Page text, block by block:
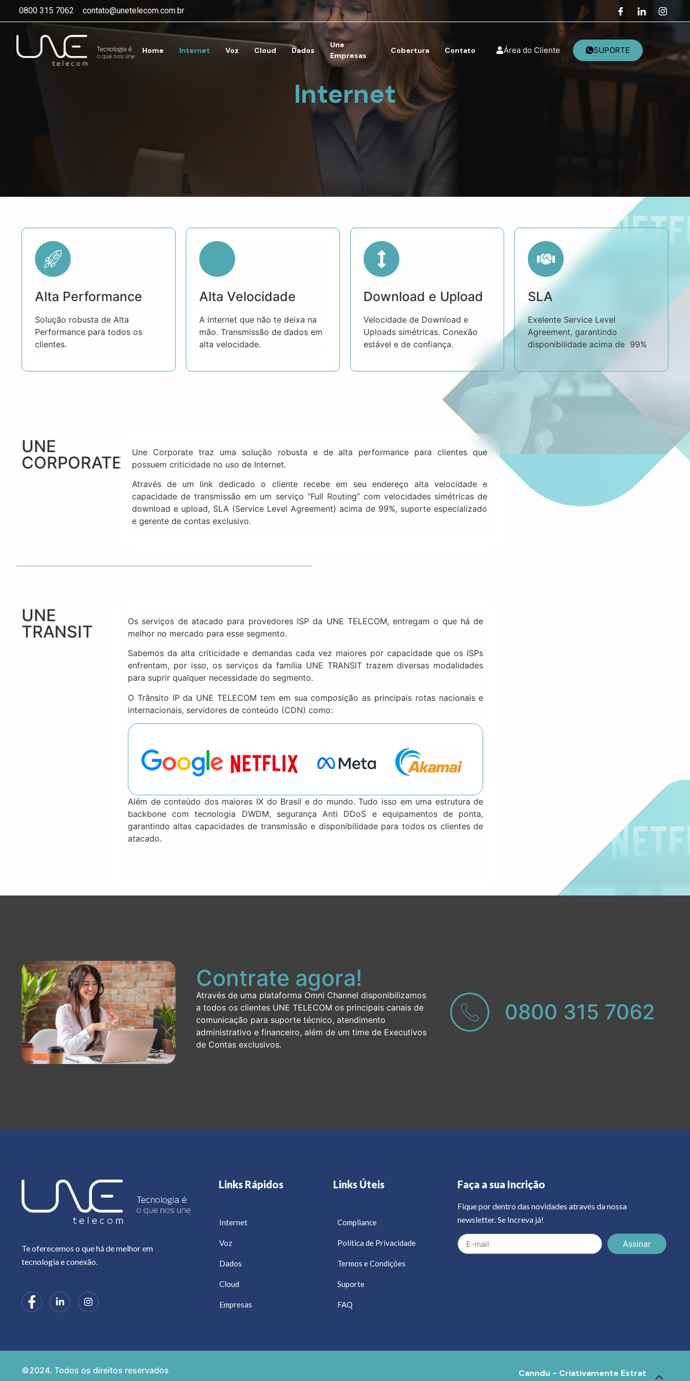
0800 315 7062 contato@unetelecom.com.br
Home Internet Voz Cloud Dados
Une
Empresas
Cobertura Contato Área do Cliente SUPORTE
Internet
Alta Performance
Solução robusta de Alta
Performance para todos os
clientes.
Alta Velocidade
A internet que não te deixa na
mão. Transmissão de dados em
alta velocidade.
Download e Upload
Velocidade de Download e
Uploads simétricas. Conexão
estável e de confiança.
SLA
Exelente Service Level
Agreement, garantindo
disponibilidade acima de 99%
UNE
CORPORATE
Une Corporate traz uma solução robusta e de alta performance para clientes que
possuem criticidade no uso de Internet.
Através de um link dedicado o cliente recebe em seu endereço alta velocidade e
capacidade de transmissão em um serviço “Full Routing” com velocidades simétricas de
download e upload, SLA (Service Level Agreement) acima de 99%, suporte especializado
e gerente de contas exclusivo.
UNE
TRANSIT
Os serviços de atacado para provedores ISP da UNE TELECOM, entregam o que há de
melhor no mercado para esse segmento.
Sabemos da alta criticidade e demandas cada vez maiores por capacidade que os ISPs
enfrentam, por isso, os serviços da família UNE TRANSIT trazem diversas modalidades
para suprir qualquer necessidade do segmento.
O Trânsito IP da UNE TELECOM tem em sua composição as principais rotas nacionais e
internacionais, servidores de conteúdo (CDN) como:
Além de conteúdo dos maiores IX do Brasil e do mundo. Tudo isso em uma estrutura de
backbone com tecnologia DWDM, segurança Anti DDoS e equipamentos de ponta,
garantindo altas capacidades de transmissão e disponibilidade para todos os clientes de
atacado.
Contrate agora!
Através de uma plataforma Omni Channel disponibilizamos
a todos os clientes UNE TELECOM os principais canais de
comunicação para suporte técnico, atendimento
administrativo e financeiro, além de um time de Executivos
de Contas exclusivos.
0800 315 7062
Te oferecemos o que há de melhor em
tecnologia e conexão.
Links Rápidos
Internet
Voz
Dados
Cloud
Empresas
Links Úteis
Compliance
Política de Privacidade
Termos e Condições
Suporte
FAQ
Faça a sua Incrição
Fique por dentro das novidades através da nossa
newsletter. Se Increva já!
Assinar
©2024. Todos os direitos reservados Canndu - Criativamente Estratégica